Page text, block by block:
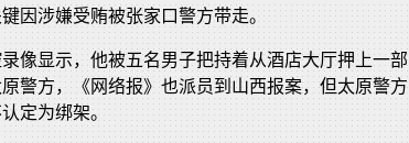
因涉嫌受贿被张家口警方带走。
像显示，他被五名男子把持着从酒店大厅押上一部
警方，《网络报》也派员到山西报案，但太原警方
定为绑架。